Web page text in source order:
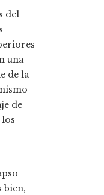
del
una
de la
de
bien,